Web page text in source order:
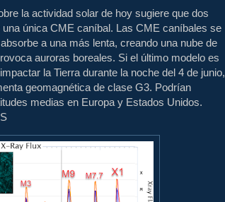
la actividad solar de hoy sugiere que dos
única CME caníbal. Las CME caníbales se
a una más lenta, creando una nube de
auroras boreales. Si el último modelo es
la Tierra durante la noche del 4 de junio,
geomagnética de clase G3. Podrían
medias en Europa y Estados Unidos.